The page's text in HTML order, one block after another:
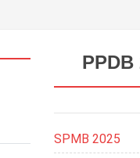
PPDB
SPMB 2025